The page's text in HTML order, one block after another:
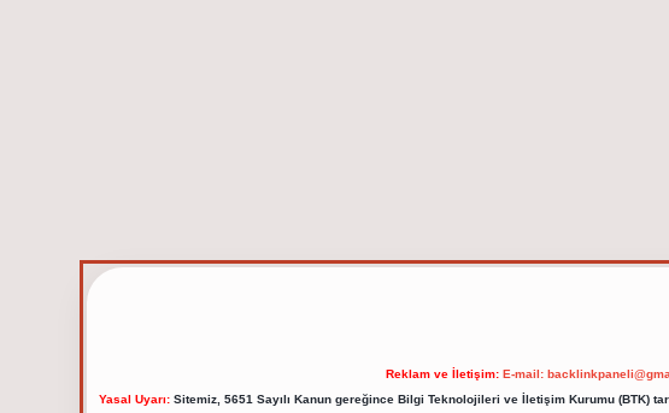
Reklam ve İletişim: E-mail:
Yasal Uyarı:Sitemiz, 5651 Sayılı Kanun gereğince Bilgi Teknolojileri ve İletişim Kurumu (BTK)